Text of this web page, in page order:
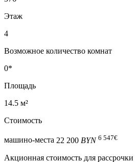
Этаж
4
Возможное количество комнат
0*
Площадь
14.5 м²
Стоимость
машино-места 22 200 BYN 6 547€
Акционная стоимость для рассрочки